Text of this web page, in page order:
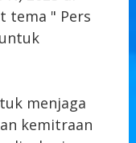
tema " Pers
menjaga
kemitraan